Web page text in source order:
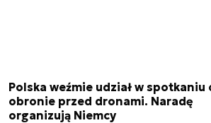
Polska weźmie udział w spotkaniu
obronie przed dronami. Naradę
organizują Niemcy